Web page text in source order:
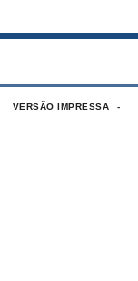
VERSÃO IMPRESSA